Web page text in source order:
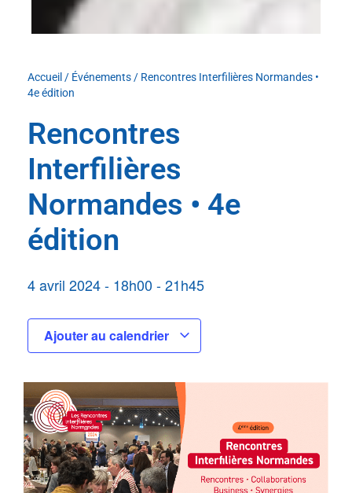
Accueil / Événements / Rencontres Interfilières Normandes •
4e édition
Rencontres
Interfilières
Normandes • 4e
édition
4 avril 2024- 18h00-21h45
Ajouter au calendrier